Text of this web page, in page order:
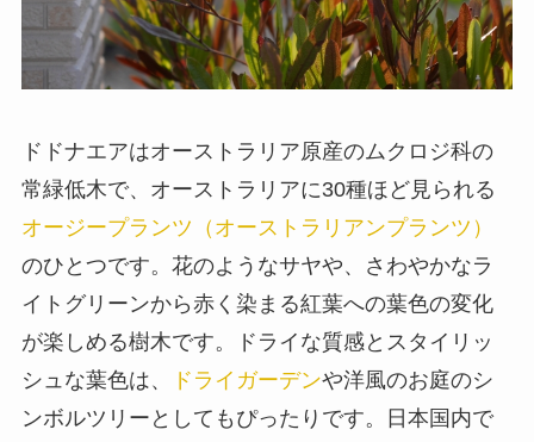
ドドナエアはオーストラリア原産のムクロジ科の
常緑低木で、オーストラリアに30種ほど見られる
オージープランツ（オーストラリアンプランツ）
のひとつです。花のようなサヤや、さわやかなラ
イトグリーンから赤く染まる紅葉への葉色の変化
が楽しめる樹木です。ドライな質感とスタイリッ
シュな葉色は、
ドライガーデンや洋風のお庭のシ
ンボルツリーとしてもぴったりです。日本国内で